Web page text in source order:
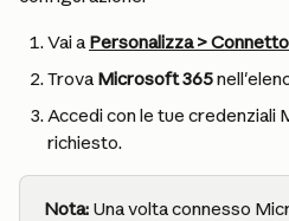
Vai a Personalizza >
Trova Microsoft 365
Accedi con le tue credenziali
richiesto.
Nota: Una volta connesso